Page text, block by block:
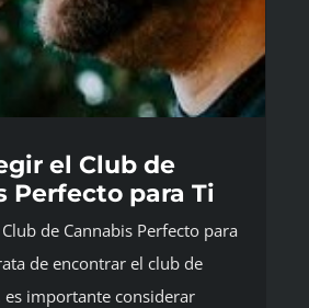
el Club de
Perfecto para Ti
de Cannabis Perfecto para
de encontrar el club de
es importante considerar